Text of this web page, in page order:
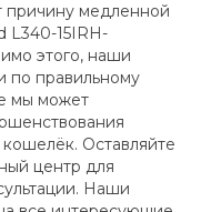
причину медленной
L340-15IRH-
этого, наши
по правильному
мы может
Оставляйте
центр для
Наши